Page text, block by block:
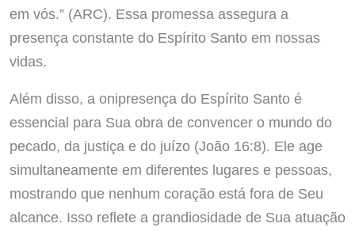
em vós.” (ARC). Essa promessa assegura a
presença constante do Espírito Santo em nossas
vidas.
Além disso, a onipresença do Espírito Santo é
essencial para Sua obra de convencer o mundo do
pecado, da justiça e do juízo (João 16:8). Ele age
simultaneamente em diferentes lugares e pessoas,
mostrando que nenhum coração está fora de Seu
alcance. Isso reflete a grandiosidade de Sua atuação